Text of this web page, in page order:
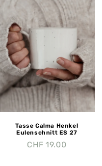
Tasse Calma Henkel
Eulenschnitt ES 27
CHF 19.00